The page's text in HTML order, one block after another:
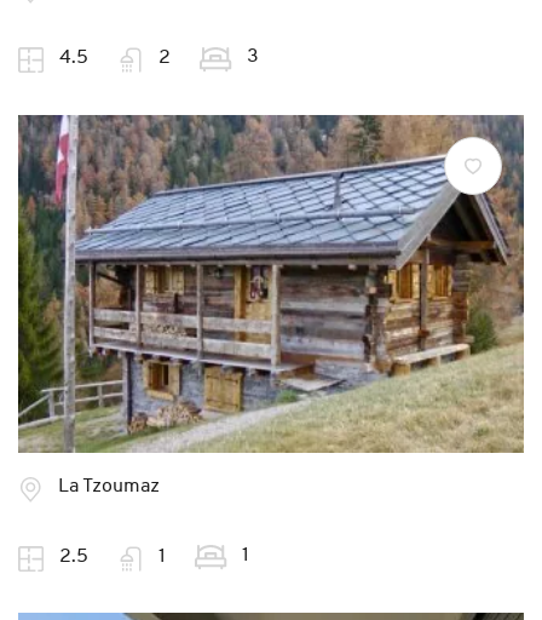
4.5 2 3
La Tzoumaz
2.5 1 1